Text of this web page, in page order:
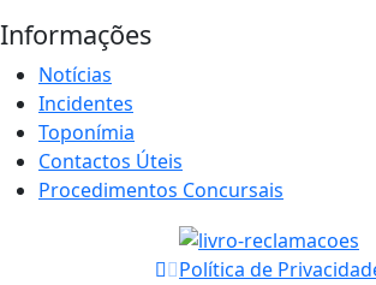
Informações
Notícias
Incidentes
Toponímia
Contactos Úteis
Procedimentos Concursais
Política de